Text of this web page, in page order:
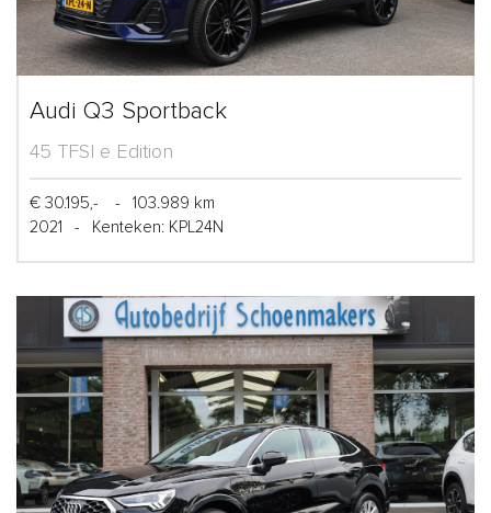
Audi Q3 Sportback
45 TFSI e Edition
€ 30.195,- -
103.989 km
2021
- Kenteken: KPL24N